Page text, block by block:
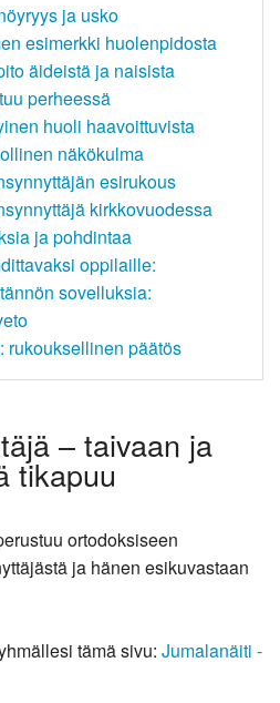
ja usko
esimerkki huolenpidosta
äideistä ja naisista
perheessä
huoli haavoittuvista
näkökulma
esirukous
kirkkovuodessa
ja pohdintaa
oppilaille:
sovelluksia:
rukouksellinen päätös
– taivaan ja
tikapuu
ortodoksiseen
ja hänen esikuvastaan
tämä sivu: Jumalanäiti -